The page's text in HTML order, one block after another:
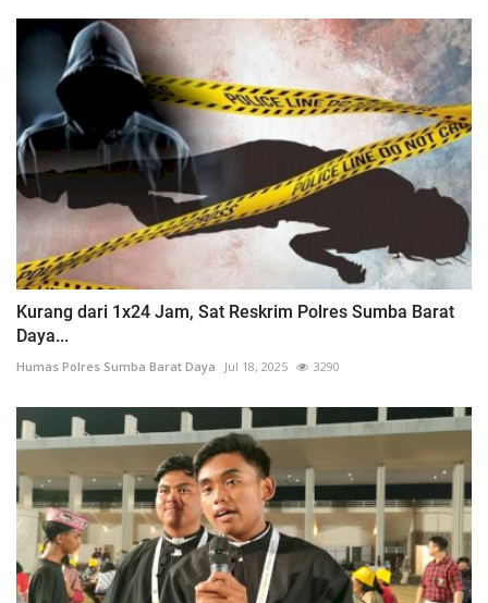
Kurang dari 1x24 Jam, Sat Reskrim Polres Sumba Barat
Daya...
Humas Polres Sumba Barat Daya Jul 18, 2025 3290